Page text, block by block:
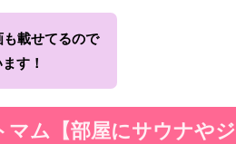
載せてるので
す！
ム【部屋にサウナやジ